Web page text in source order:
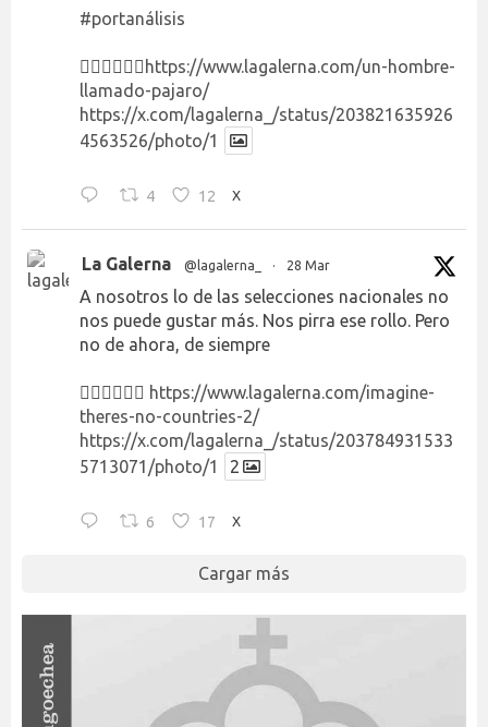
#portanálisis
👉🏻👉🏻👉🏻 https://www.lagalerna.com/un-hombre-
llamado-pajaro/
https://x.com/lagalerna_/status/203821635926
4563526/photo/1
4 12 X
La Galerna @lagalerna_ · 28 Mar
A nosotros lo de las selecciones nacionales no
nos puede gustar más. Nos pirra ese rollo. Pero
no de ahora, de siempre
👉🏻👉🏻👉🏻 https://www.lagalerna.com/imagine-
theres-no-countries-2/
https://x.com/lagalerna_/status/203784931533
5713071/photo/1
2
6 17 X
Cargar más